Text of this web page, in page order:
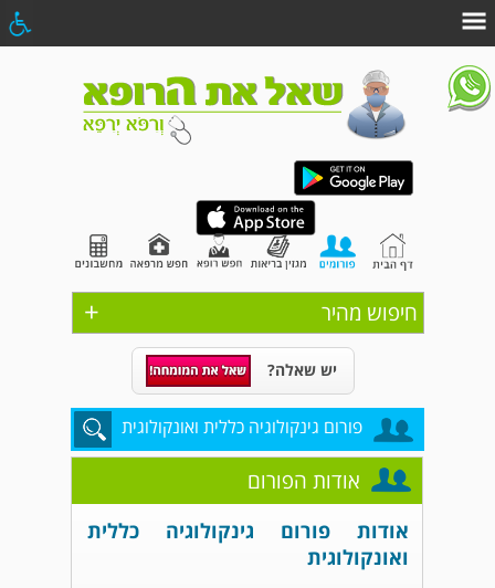
+ חיפוש מהיר
יש שאלה?
פורום גינקולוגיה כללית ואונקולוגית
אודות הפורום
אודות פורום גינקולוגיה כללית
ואונקולוגית